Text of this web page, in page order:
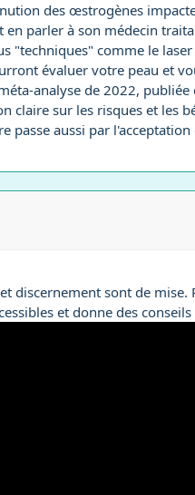
des œstrogènes
parler à son médecin
"techniques" comme le
évaluer votre peau et
analyse de 2022,
claire sur les risques et les
passe aussi par l'acceptation
discernement sont de
et donne des